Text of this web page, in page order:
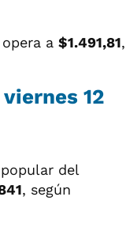
opera a $1.491,81,
12
del
, según